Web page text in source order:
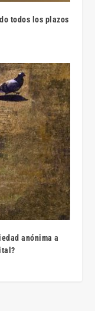
todos los plazos
anónima a